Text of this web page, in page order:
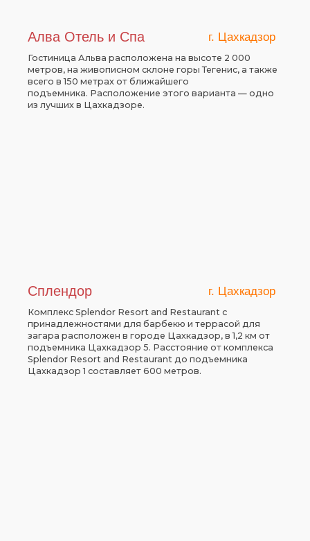
Алва Отель и Спа г. Цахкадзор
Гостиница Альва расположена на высоте 2 000
метров, на живописном склоне горы Тегенис, а также
всего в 150 метрах от ближайшего
подъемника. Расположение этого варианта — одно
из лучших в Цахкадзоре.
Сплендор г. Цахкадзор
Комплекс Splendor Resort and Restaurant с
принадлежностями для барбекю и террасой для
загара расположен в городе Цахкадзор, в 1,2 км от
подъемника Цахкадзор 5. Расстояние от комплекса
Splendor Resort and Restaurant до подъемника
Цахкадзор 1 составляет 600 метров.